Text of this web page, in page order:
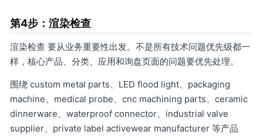
第4步：渲染检查
渲染检查 要从业务重要性出发。不是所有技术问题优先级都一
样，核心产品、分类、应用和询盘页面的问题要优先处理。
围绕 custom metal parts、LED flood light、packaging
machine、medical probe、cnc machining parts、ceramic
dinnerware、waterproof connector、industrial valve
supplier、private label activewear manufacturer 等产品